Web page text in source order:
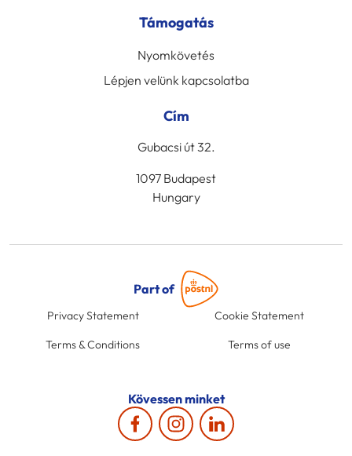
Támogatás
Nyomkövetés
Lépjen velünk kapcsolatba
Cím
Gubacsi út 32.
1097 Budapest
Hungary
Part of
Privacy Statement Cookie Statement
Terms & Conditions Terms of use
Kövessen minket